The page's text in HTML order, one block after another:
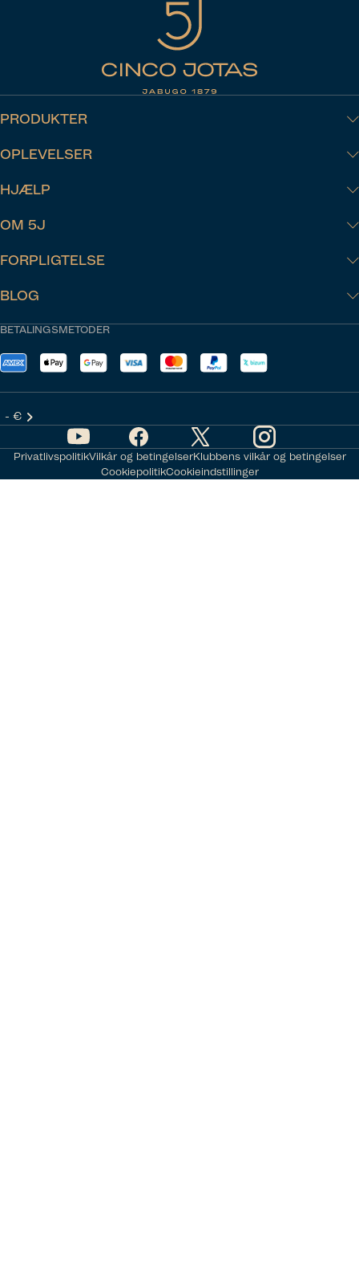
BETALINGSMETODER
- €
PRODUKTER
OPLEVELSER
HJÆLP
OM 5J
FORPLIGTELSE
BLOG
PrivatlivspolitikVilkår og betingelserKlubbens vilkår og betingelser
CookiepolitikCookieindstillinger